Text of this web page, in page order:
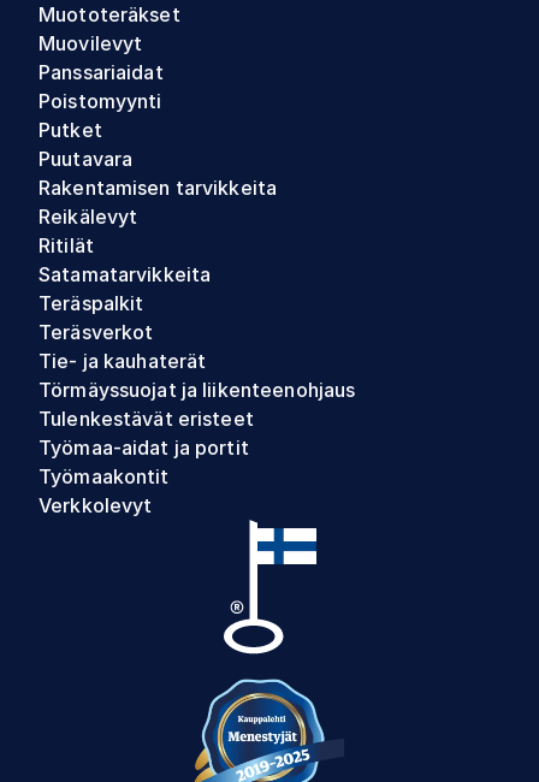
Muototeräkset
Muovilevyt
Panssariaidat
Poistomyynti
Putket
Puutavara
Rakentamisen tarvikkeita
Reikälevyt
Ritilät
Satamatarvikkeita
Teräspalkit
Teräsverkot
Tie- ja kauhaterät
Törmäyssuojat ja liikenteenohjaus
Tulenkestävät eristeet
Työmaa-aidat ja portit
Työmaakontit
Verkkolevyt